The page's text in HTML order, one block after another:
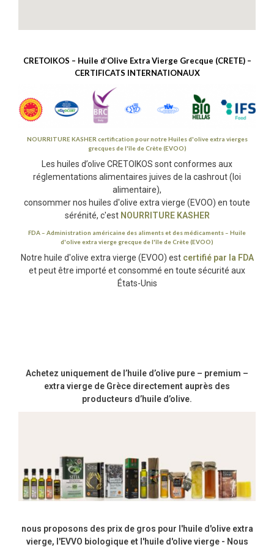
CRETOIKOS – Huile d’Olive Extra Vierge Grecque (CRETE) –
CERTIFICATS INTERNATIONAUX
NOURRITURE KASHER certification pour notreHuiles d'olive extra vierges
grecquesde l'île de Crète (EVOO)
Les huiles d’olive CRETOIKOS sont conformes aux
réglementations alimentaires juives de la cashrout ( loi
alimentaire),
consommer nos huiles d'olive extra vierge (EVOO) en toute
sérénité, c'est NOURRITURE KASHER
FDA– Administration américaine des aliments et des médicaments – Huile
d'olive extra vierge grecquede l'île de Crète (EVOO)
Notre huile d'olive extra vierge (EVOO) est certifié par la FDA
et peut être importé et consommé en toute sécurité aux
États-Unis
Achetez uniquement de l’huile d’olive pure – premium –
extra vierge de Grèce directement auprès des
producteurs d’huile d’olive.
nous proposons des prix de gros pour l'huile d'olive extra
vierge, l'EVVO biologique et l'huile d'olive vierge - Nous